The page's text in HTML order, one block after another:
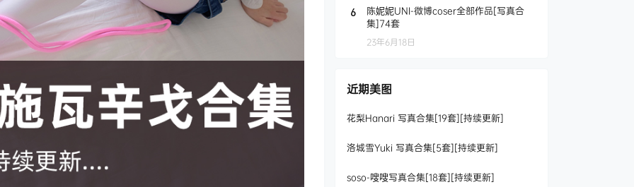
6
陈妮妮UNI-微博coser全部作品[写真合
集]74套
23年6月18日
近期美图
花梨Hanari 写真合集[19套][持续更新]
洛城雪Yuki 写真合集[5套][持续更新]
soso-嗖嗖写真合集[18套][持续更新]